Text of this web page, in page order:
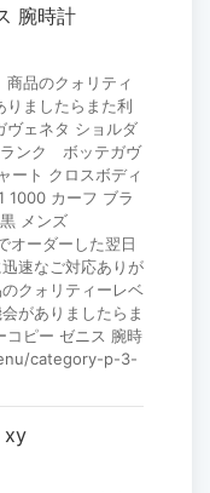
腕時計
品のクォリティ
りましたらまた利
ヴェネタ ショルダ
ランク ボッテガヴ
ート クロスボディ
1000 カーフ ブラ
メンズ
オーダーした翌日
速なご対応ありが
クォリティーレベ
がありましたらま
コピー ゼニス 腕時
category-p-3-
xy